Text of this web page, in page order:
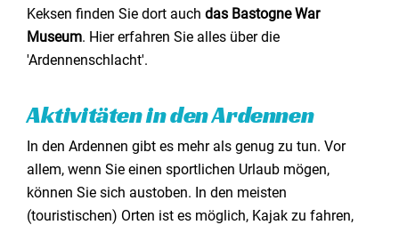
Keksen finden Sie dort auch das Bastogne War
Museum. Hier erfahren Sie alles über die
'Ardennenschlacht'.
Aktivitäten in den Ardennen
In den Ardennen gibt es mehr als genug zu tun. Vor
allem, wenn Sie einen sportlichen Urlaub mögen,
können Sie sich austoben. In den meisten
(touristischen) Orten ist es möglich, Kajak zu fahren,